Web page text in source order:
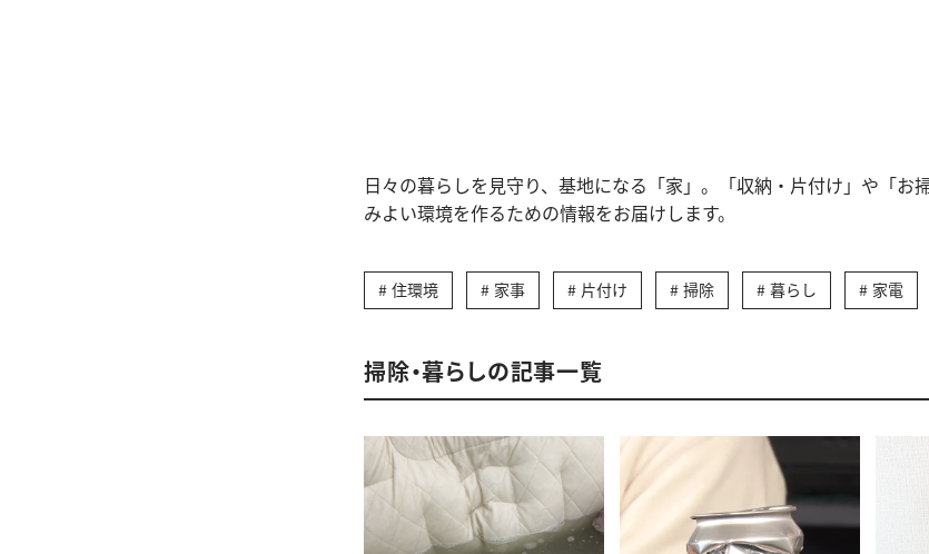
日々の暮らしを見守り、基地になる「家」。「収納・片付け」や「お
みよい環境を作るための情報をお届けします。
住環境 家事 片付け 掃除 暮らし 家電
掃除・暮らしの記事一覧